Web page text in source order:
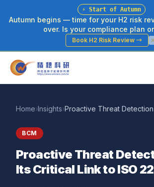
⚡ Start of Autumn
Autumn begins — time for your H2 risk
over. Is your compliance plan
Book H2 Risk Review→
Home›Insights›
BCM
Proactive Threat
Its Critical Link to ISO